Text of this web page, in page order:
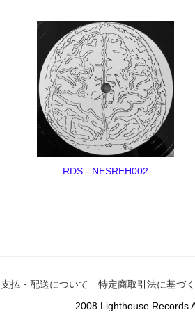
RDS - NESREH002
支払・配送について 特定商取引法に基づ
2008 Lighthouse Records